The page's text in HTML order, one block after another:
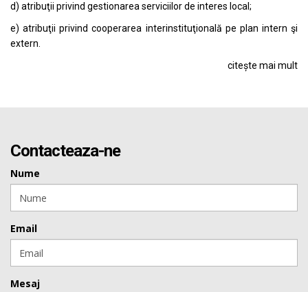
d) atribuţii privind gestionarea serviciilor de interes local;
e) atribuţii privind cooperarea interinstituţională pe plan intern şi
extern.
citește mai mult
Contacteaza-ne
Nume
Email
Mesaj